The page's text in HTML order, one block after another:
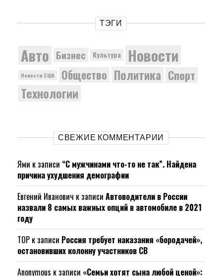
ТЭГИ
Авто Бизнес Культура Новости
Новости США Общество Политика Спорт
Технологии
СВЕЖИЕ КОММЕНТАРИИ
Ями к записи “С мужчинами что-то не так”. Найдена
причина ухудшения демографии
Евгений Иванович к записи Автоводители в России
назвали 8 самых важных опций в автомобиле в 2021
году
ТОР к записи Россия требует наказания «бородачей»,
остановивших колонну участников СВ
Anonymous к записи «Семьи хотят сына любой ценой»: